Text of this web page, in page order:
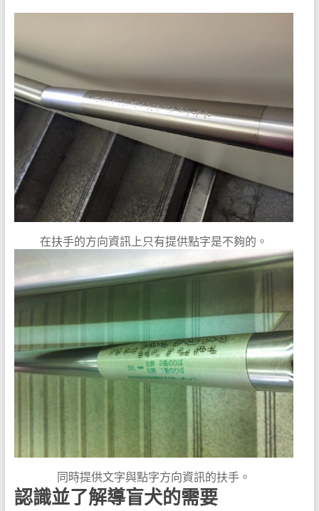
在扶手的方向資訊上只有提供點字是不夠的。
同時提供文字與點字方向資訊的扶手。
認識並了解導盲犬的需要